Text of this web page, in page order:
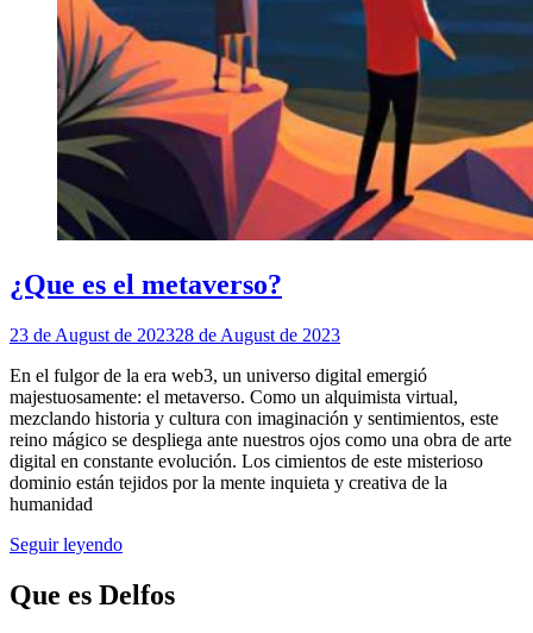
¿Que es el metaverso?
23 de August de 202328 de August de 2023
En el fulgor de la era web3, un universo digital emergió
majestuosamente: el metaverso. Como un alquimista virtual,
mezclando historia y cultura con imaginación y sentimientos, este
reino mágico se despliega ante nuestros ojos como una obra de arte
digital en constante evolución. Los cimientos de este misterioso
dominio están tejidos por la mente inquieta y creativa de la
humanidad
Seguir leyendo
Que es Delfos